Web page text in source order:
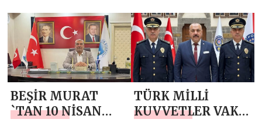
GENEL BAŞKANI
TURGUT BAŞDAŞ
TAN 10 NİSAN
POLİS HAFTASI
MESAJI
HAFTASI MESAJI
BEŞİR MURAT
`TAN 10 NİSAN
TÜRK MİLLİ
KUVVETLER VAKFI